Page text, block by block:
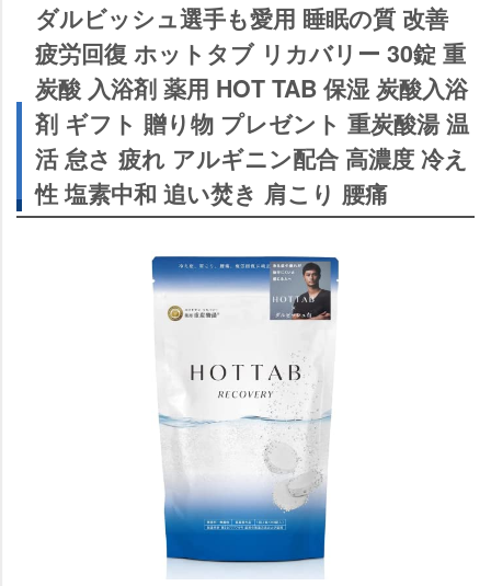
ダルビッシュ選手も愛用 睡眠の質 改善
疲労回復 ホットタブ リカバリー 30錠 重
炭酸 入浴剤 薬用 HOT TAB 保湿 炭酸入浴
剤 ギフト 贈り物 プレゼント 重炭酸湯 温
活 怠さ 疲れ アルギニン配合 高濃度 冷え
性 塩素中和 追い焚き 肩こり 腰痛